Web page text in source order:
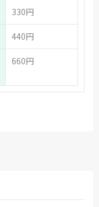
330円
440円
660円